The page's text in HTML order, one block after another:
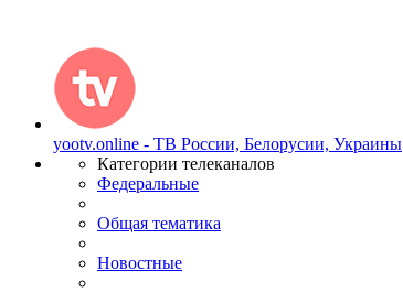
yootv.online - ТВ России, Белорусии, Украины
Категории телеканалов
Федеральные
Общая тематика
Новостные